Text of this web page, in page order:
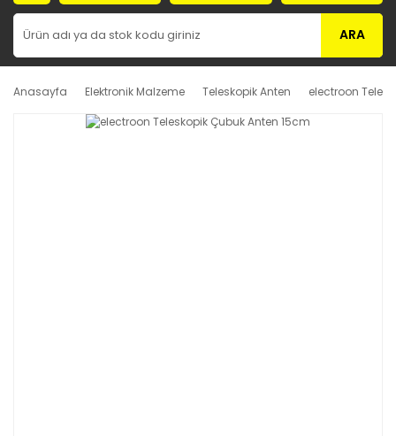
ARA
Anasayfa Elektronik Malzeme Teleskopik Anten electroon